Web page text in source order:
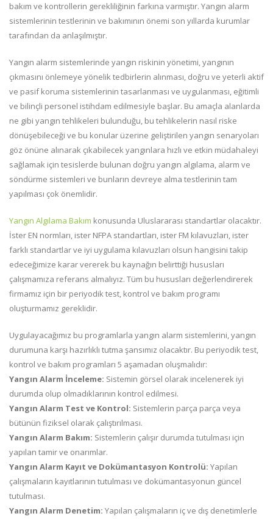
bakım ve kontrollerin gerekliliğinin farkına varmıştır. Yangın alarm
sistemlerinin testlerinin ve bakımının önemi son yıllarda kurumlar
tarafından da anlaşılmıştır.
Yangın alarm sistemlerinde yangın riskinin yönetimi, yangının
çıkmasını önlemeye yönelik tedbirlerin alınması, doğru ve yeterli aktif
ve pasif koruma sistemlerinin tasarlanması ve uygulanması, eğitimli
ve bilinçli personel istihdam edilmesiyle başlar. Bu amaçla alanlarda
ne gibi yangın tehlikeleri bulunduğu, bu tehlikelerin nasıl riske
dönüşebileceği ve bu konular üzerine geliştirilen yangın senaryoları
göz önüne alınarak çıkabilecek yangınlara hızlı ve etkin müdahaleyi
sağlamak için tesislerde bulunan doğru yangın algılama, alarm ve
söndürme sistemleri ve bunların devreye alma testlerinin tam
yapılması çok önemlidir.
Yangın Algılama Bakım konusunda Uluslararası standartlar olacaktır.
İster EN normları, ister NFPA standartları, ister FM kılavuzları, ister
farklı standartlar ve iyi uygulama kılavuzları olsun hangisini takip
edeceğimize karar vererek bu kaynağın belirttiği hususları
çalışmamıza referans almalıyız. Tüm bu hususları değerlendirerek
firmamız için bir periyodik test, kontrol ve bakım programı
oluşturmamız gereklidir.
Uygulayacağımız bu programlarla yangın alarm sistemlerini, yangın
durumuna karşı hazırlıklı tutma şansımız olacaktır. Bu periyodik test,
kontrol ve bakım programları 5 aşamadan oluşmalıdır:
Yangın Alarm İnceleme: Sistemin görsel olarak incelenerek iyi
durumda olup olmadıklarının kontrol edilmesi.
Yangın Alarm Test ve Kontrol: Sistemlerin parça parça veya
bütünün fiziksel olarak çalıştırılması.
Yangın Alarm Bakım: Sistemlerin çalışır durumda tutulması için
yapılan tamir ve onarımlar.
Yangın Alarm Kayıt ve Dokümantasyon Kontrolü: Yapılan
çalışmaların kayıtlarının tutulması ve dokümantasyonun güncel
tutulması.
Yangın Alarm Denetim: Yapılan çalışmaların iç ve dış denetimlerle